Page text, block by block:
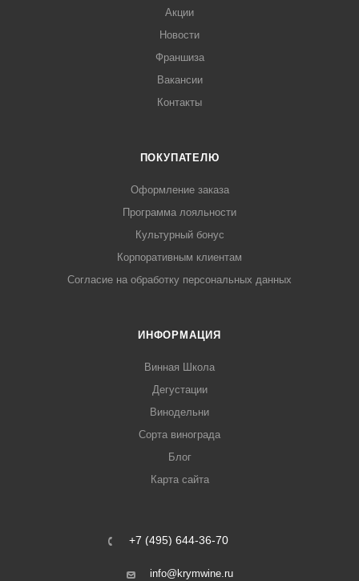
Акции
Новости
Франшиза
Вакансии
Контакты
ПОКУПАТЕЛЮ
Оформление заказа
Программа лояльности
Культурный бонус
Корпоративным клиентам
Согласие на обработку персональных данных
ИНФОРМАЦИЯ
Винная Школа
Дегустации
Винодельни
Сорта винограда
Блог
Карта сайта
+7 (495) 644-36-70
info@krymwine.ru